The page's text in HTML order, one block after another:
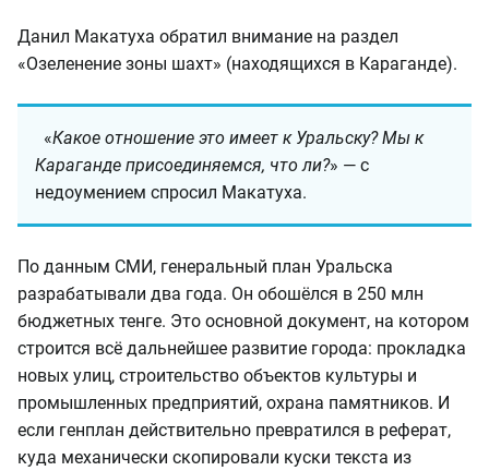
Данил Макатуха обратил внимание на раздел
«Озеленение зоны шахт» (находящихся в Караганде).
«Какое отношение это имеет к Уральску? Мы к
Караганде присоединяемся, что ли?» — с
недоумением спросил Макатуха.
По данным СМИ, генеральный план Уральска
разрабатывали два года. Он обошёлся в 250 млн
бюджетных тенге. Это основной документ, на котором
строится всё дальнейшее развитие города: прокладка
новых улиц, строительство объектов культуры и
промышленных предприятий, охрана памятников. И
если генплан действительно превратился в реферат,
куда механически скопировали куски текста из